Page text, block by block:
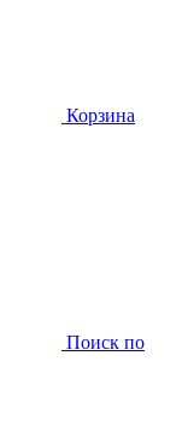
Корзина
Поиск по